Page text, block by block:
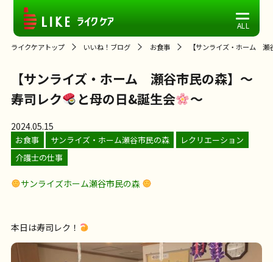
ライクケアトップ いいね！ブログ お食事 【サンライズ・ホーム 瀬
【サンライズ・ホーム 瀬谷市民の森】～
寿司レク
と母の日&誕生会 ～
2024.05.15
お食事 サンライズ・ホーム瀬谷市民の森
レクリエーション
介護士の仕事
サンライズホーム瀬谷市民の森
本日は寿司レク！